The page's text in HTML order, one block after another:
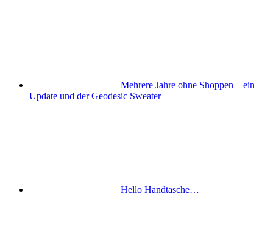
Mehrere Jahre ohne Shoppen – ein
Update und der Geodesic Sweater
Hello Handtasche…